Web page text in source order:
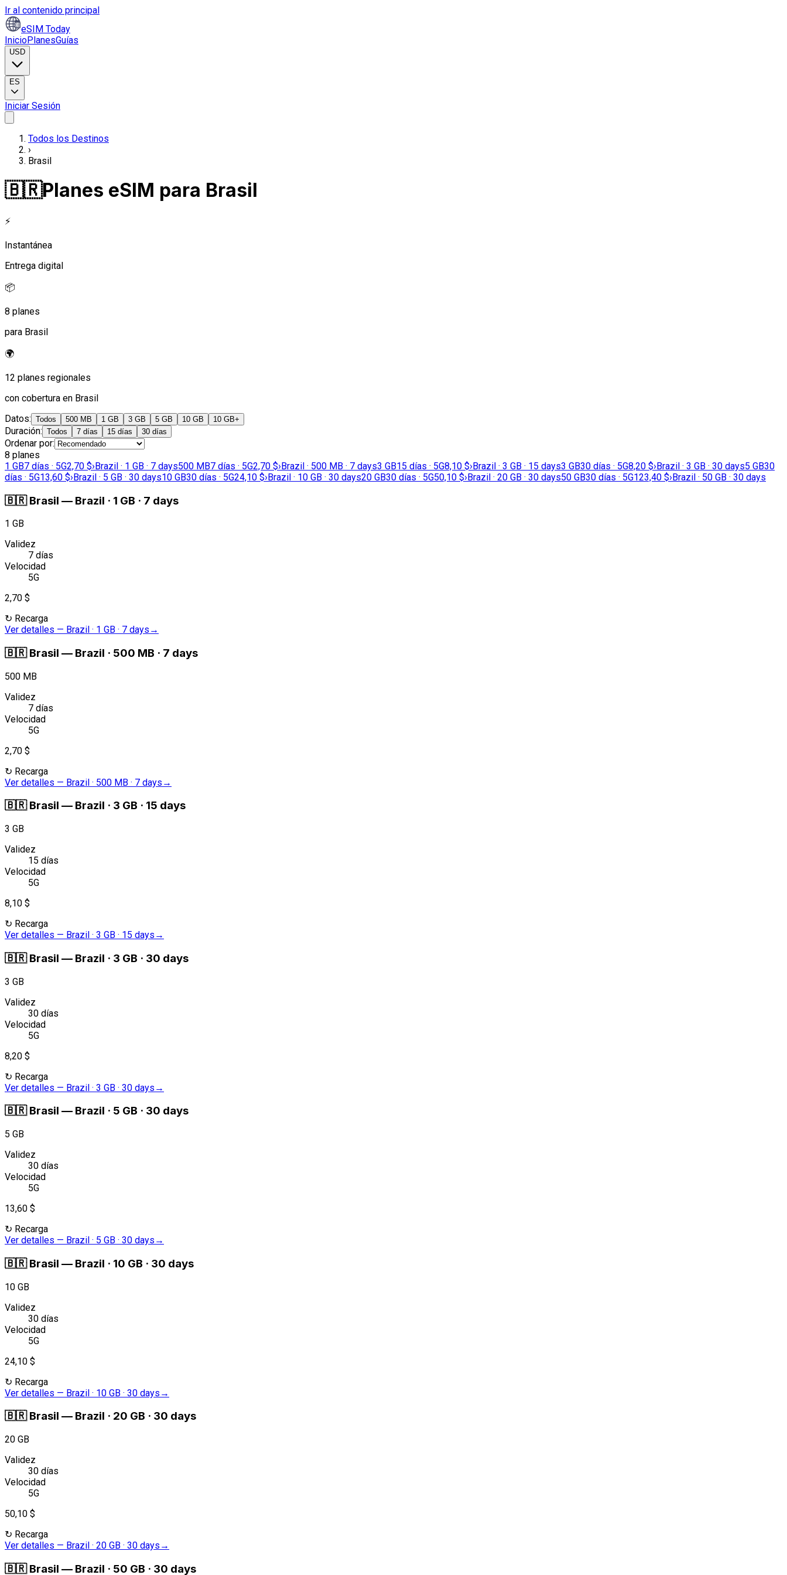
Ir al contenido principal
eSIM Today
InicioPlanesGuías
USD
ES
Iniciar Sesión
Todos los Destinos
›
Brasil
🇧🇷Planes eSIM para Brasil
⚡
Instantánea
Entrega digital
📦
8 planes
para Brasil
🌍
12 planes regionales
con cobertura en Brasil
Datos: Todos 500 MB 1 GB 3 GB 5 GB 10 GB 10 GB+
Duración: Todos 7 días 15 días 30 días
Ordenar por:
8 planes
1 GB7 días · 5G2,70 $›Brazil · 1 GB · 7 days500 MB7 días · 5G2,70 $›Brazil · 500 MB · 7 days3 GB15 días · 5G8,10 $›Brazil · 3 GB · 15 days3 GB30 días · 5G8,20 $›Brazil · 3 GB · 30 days5 GB30
días · 5G13,60 $›Brazil · 5 GB · 30 days10 GB30 días · 5G24,10 $›Brazil · 10 GB · 30 days20 GB30 días · 5G50,10 $›Brazil · 20 GB · 30 days50 GB30 días · 5G123,40 $›Brazil · 50 GB · 30 days
🇧🇷 Brasil — Brazil · 1 GB · 7 days
1 GB
Validez
7 días
Velocidad
5G
2,70 $
↻ Recarga
Ver detalles — Brazil · 1 GB · 7 days →
🇧🇷 Brasil — Brazil · 500 MB · 7 days
500 MB
Validez
7 días
Velocidad
5G
2,70 $
↻ Recarga
Ver detalles — Brazil · 500 MB · 7 days →
🇧🇷 Brasil — Brazil · 3 GB · 15 days
3 GB
Validez
15 días
Velocidad
5G
8,10 $
↻ Recarga
Ver detalles — Brazil · 3 GB · 15 days →
🇧🇷 Brasil — Brazil · 3 GB · 30 days
3 GB
Validez
30 días
Velocidad
5G
8,20 $
↻ Recarga
Ver detalles — Brazil · 3 GB · 30 days →
🇧🇷 Brasil — Brazil · 5 GB · 30 days
5 GB
Validez
30 días
Velocidad
5G
13,60 $
↻ Recarga
Ver detalles — Brazil · 5 GB · 30 days →
🇧🇷 Brasil — Brazil · 10 GB · 30 days
10 GB
Validez
30 días
Velocidad
5G
24,10 $
↻ Recarga
Ver detalles — Brazil · 10 GB · 30 days →
🇧🇷 Brasil — Brazil · 20 GB · 30 days
20 GB
Validez
30 días
Velocidad
5G
50,10 $
↻ Recarga
Ver detalles — Brazil · 20 GB · 30 days →
🇧🇷 Brasil — Brazil · 50 GB · 30 days